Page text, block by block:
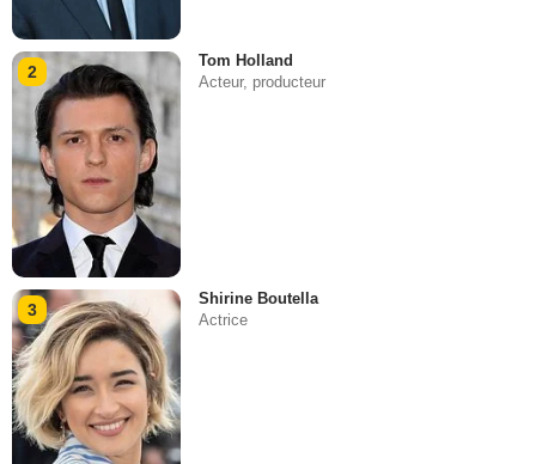
2
Tom Holland
Acteur, producteur
3
Shirine Boutella
Actrice